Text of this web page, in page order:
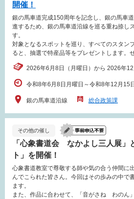
開催！
銀の馬車道完成150周年を記念し、銀の馬車
進するため、銀の馬車道沿線を巡る重ね捺し
す。
対象となるスポットを巡り、すべてのスタン
ると、抽選で特産品等をプレゼントします。
2026年6月8日（月曜日）から 2026年12
令和8年6月8日月曜日～令和8年12月15
銀の馬車道沿線 総合政策課
その他の催し
「心象書道会 なかよし三人展」
ト」を開催！
心象書道教室で尊敬する師や気の合う仲間に
んでこられた皆さん。今回はその歩みの中で
ます。
また、作品に合わせて、「音がさね わのん